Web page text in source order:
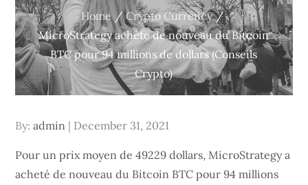
Home
Crypto Currency
MicroStrategy achète de nouveau du Bitcoin
BTC pour 94 millions de dollars (Conseils
Crypto)
By:admin
Posted
December 31, 2021
Pour un prix moyen de 49229 dollars, MicroStrategy a
acheté de nouveau du Bitcoin BTC pour 94 millions